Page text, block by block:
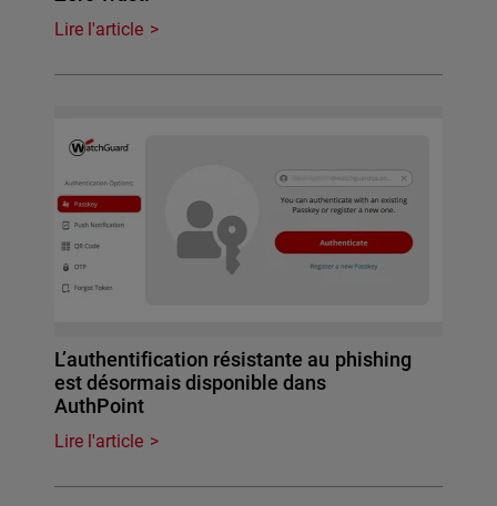
Lire l'article
L’authentification résistante au phishing
est désormais disponible dans
AuthPoint
Lire l'article